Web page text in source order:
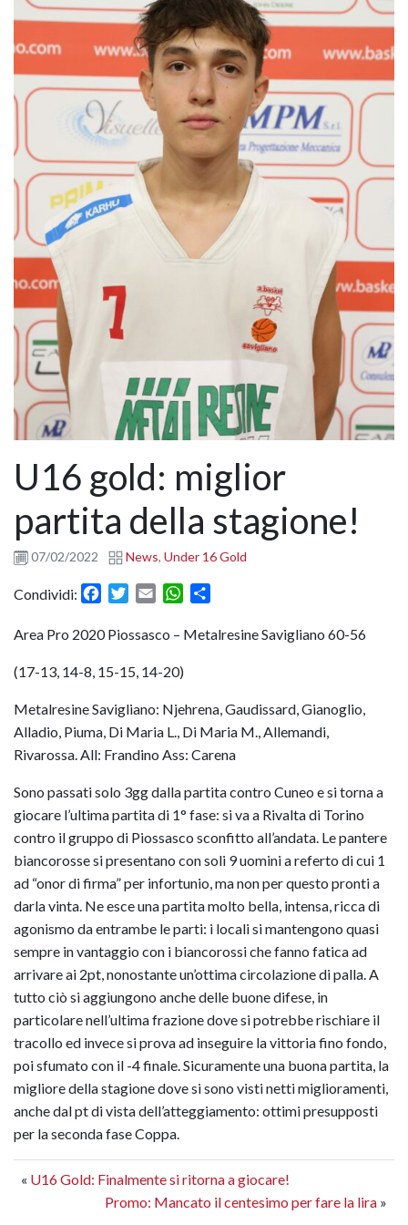
U16 gold: miglior
partita della stagione!
07/02/2022 News, Under 16 Gold
Condividi: FacebookTwitter
Email WhatsApp
Area Pro 2020 Piossasco – Metalresine Savigliano 60-56
(17-13, 14-8, 15-15, 14-20)
Metalresine Savigliano: Njehrena, Gaudissard, Gianoglio,
Alladio, Piuma, Di Maria L., Di Maria M., Allemandi,
Rivarossa. All: Frandino Ass: Carena
Sono passati solo 3gg dalla partita contro Cuneo e si torna a
giocare l’ultima partita di 1° fase: si va a Rivalta di Torino
contro il gruppo di Piossasco sconfitto all’andata. Le pantere
biancorosse si presentano con soli 9 uomini a referto di cui 1
ad “onor di firma” per infortunio, ma non per questo pronti a
darla vinta. Ne esce una partita molto bella, intensa, ricca di
agonismo da entrambe le parti: i locali si mantengono quasi
sempre in vantaggio con i biancorossi che fanno fatica ad
arrivare ai 2pt, nonostante un’ottima circolazione di palla. A
tutto ciò si aggiungono anche delle buone difese, in
particolare nell’ultima frazione dove si potrebbe rischiare il
tracollo ed invece si prova ad inseguire la vittoria fino fondo,
poi sfumato con il -4 finale. Sicuramente una buona partita, la
migliore della stagione dove si sono visti netti miglioramenti,
anche dal pt di vista dell’atteggiamento: ottimi presupposti
per la seconda fase Coppa.
« U16 Gold: Finalmente si ritorna a giocare!
Promo: Mancato il centesimo per fare la lira »